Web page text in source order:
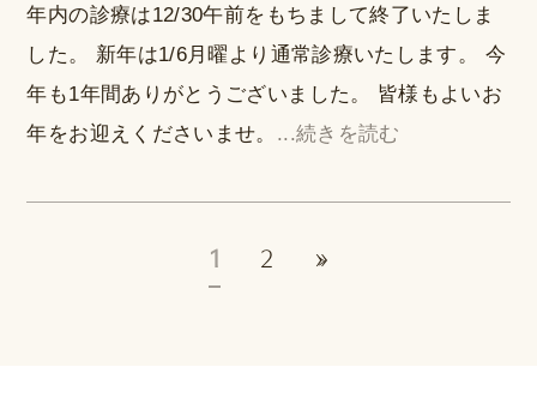
年内の診療は12/30午前をもちまして終了いたしま
した。 新年は1/6月曜より通常診療いたします。 今
年も1年間ありがとうございました。 皆様もよいお
年をお迎えくださいませ。 ...続きを読む
1 2 »